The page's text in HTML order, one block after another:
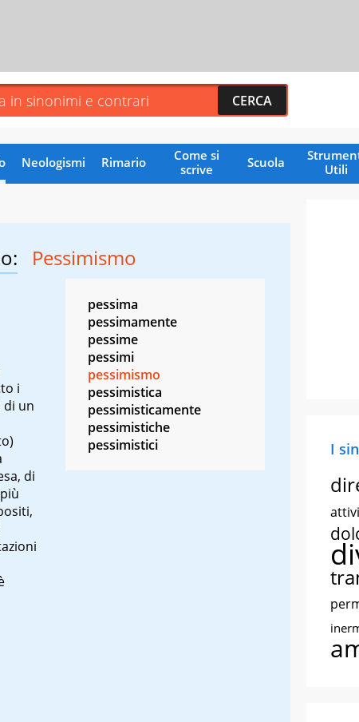
Neologismi Rimario
Come si
scrive
Scuola
Utili
Pessimismo
i
di un
di
pessima
pessimamente
pessime
pessimi
pessimismo
pessimistica
pessimisticamente
pessimistiche
pessimistici
I